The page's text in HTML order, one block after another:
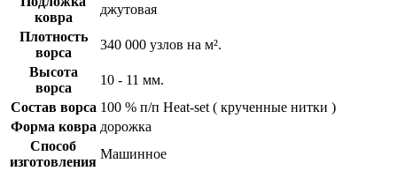
ковра
джутовая
Плотность
ворса
340 000 узлов на м².
Высота
ворса
10 - 11 мм.
Состав ворса 100 % п/п Heat-set ( крученные нитки )
Форма ковра дорожка
Способ
изготовления
Машинное